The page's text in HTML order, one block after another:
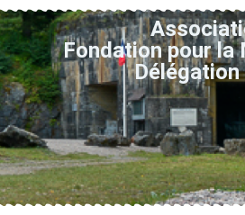
Fondation pour la